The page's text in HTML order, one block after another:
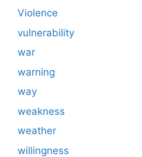
Violence
vulnerability
war
warning
way
weakness
weather
willingness